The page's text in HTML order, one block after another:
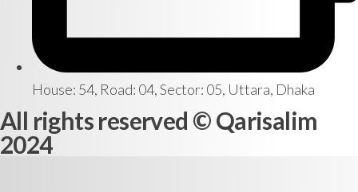
House: 54, Road: 04, Sector: 05, Uttara, Dhaka
All rights reserved © Qarisalim
2024